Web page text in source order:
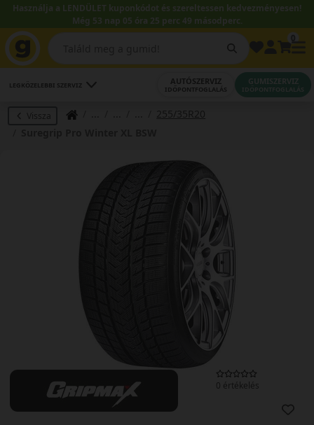
Használja a LENDÜLET kuponkódot és szereltessen kedvezményesen!
Még 53 nap 05 óra 25 perc 48 másodperc.
LEGKÖZELEBBI SZERVIZ AUTÓSZERVIZ
IDŐPONTFOGLALÁS
GUMISZERVIZ
IDŐPONTFOGLALÁS
Vissza
255/35R20
0 értékelés